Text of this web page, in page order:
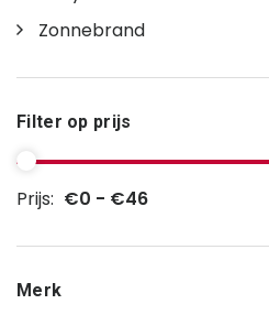
Zonnebrand
Filter op prijs
Prijs: €0 - €46
Merk